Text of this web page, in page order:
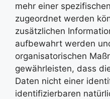
mehr einer
zugeordnet werden
zusätzlichen
aufbewahrt werden
organisatorischen
gewährleisten, dass
Daten nicht einer
identifizierbaren